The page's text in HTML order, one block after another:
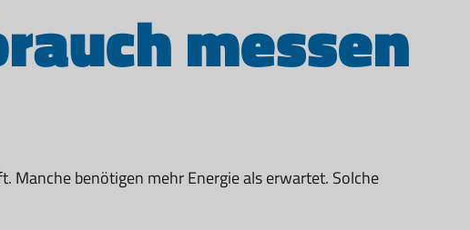
messen
Manche benötigen mehr Energie als erwartet. Solche